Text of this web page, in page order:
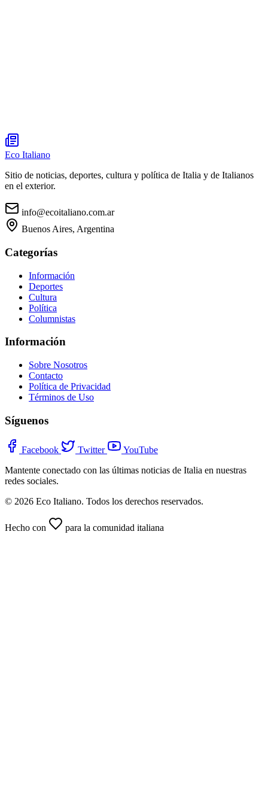
Eco Italiano
Sitio de noticias, deportes, cultura y política de Italia y de Italianos
en el exterior.
info@ecoitaliano.com.ar
Buenos Aires, Argentina
Categorías
Información
Deportes
Cultura
Política
Columnistas
Información
Sobre Nosotros
Contacto
Política de Privacidad
Términos de Uso
Síguenos
Facebook Twitter
YouTube
Mantente conectado con las últimas noticias de Italia en nuestras
redes sociales.
© 2026 Eco Italiano. Todos los derechos reservados.
Hecho con para la comunidad italiana